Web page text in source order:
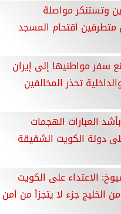
وتستنكر مواصلة
اقتحام المسجد
سفر مواطنيها إلى إيران
تحذر المخالفين
العبارات الهجمات
دولة الكويت الشقيقة
الاعتداء على الكويت
الخليج جزء لا يتجزأ من أمن